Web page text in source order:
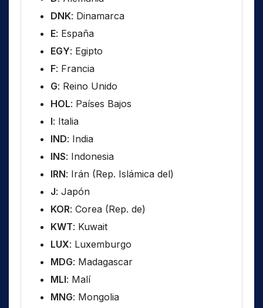
DNK: Dinamarca
E: España
EGY: Egipto
F: Francia
G: Reino Unido
HOL: Países Bajos
I: Italia
IND: India
INS: Indonesia
IRN: Irán (Rep. Islámica del)
J: Japón
KOR: Corea (Rep. de)
KWT: Kuwait
LUX: Luxemburgo
MDG: Madagascar
MLI: Malí
MNG: Mongolia